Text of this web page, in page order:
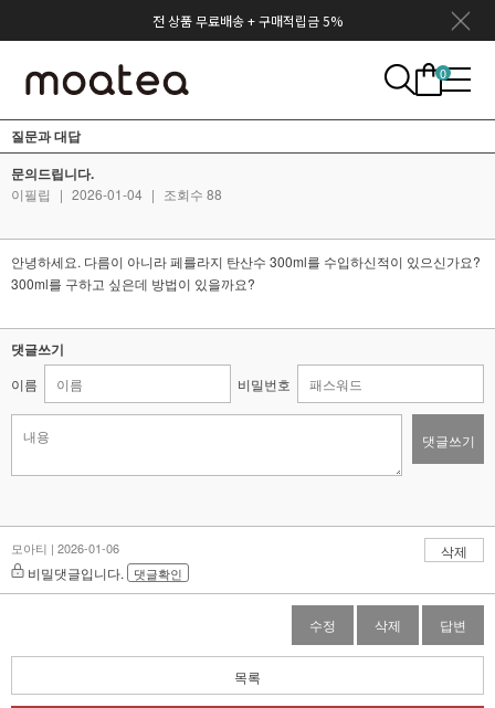
전 상품 무료배송 + 구매적립금 5%
0
질문과 대답
문의드립니다.
이필립 | 2026-01-04 | 조회수 88
안녕하세요. 다름이 아니라 페를라지 탄산수 300ml를 수입하신적이 있으신가요?
300ml를 구하고 싶은데 방법이 있을까요?
댓글쓰기
이름 비밀번호
댓글쓰기
모아티 | 2026-01-06
삭제
비밀댓글입니다.
댓글확인
수정 삭제 답변
목록